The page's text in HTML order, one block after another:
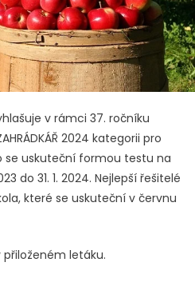
v rámci 37. ročníku
2024 kategorii pro
se uskuteční formou testu na
do 31. 1. 2024. Nejlepší řešitelé
které se uskuteční v červnu
letáku.